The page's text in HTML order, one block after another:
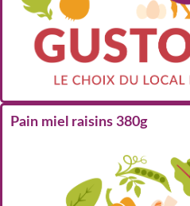
Pain miel raisins 380g